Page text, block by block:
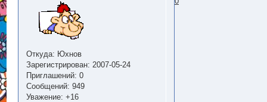
Откуда: Юхнов
Зарегистрирован: 2007-05-24
Приглашений: 0
Сообщений: 949
Уважение: +16